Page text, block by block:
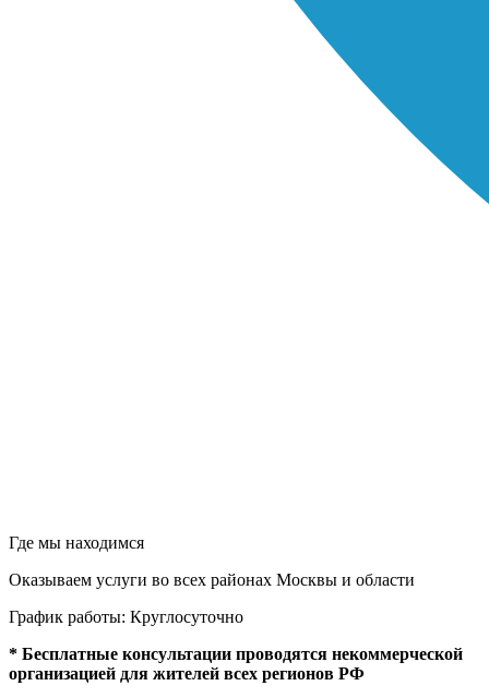
Где мы находимся
Оказываем услуги во всех районах Москвы и области
График работы: Круглосуточно
* Бесплатные консультации проводятся некоммерческой
организацией для жителей всех регионов РФ